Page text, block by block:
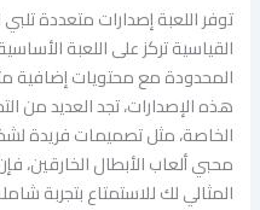
توفر اللعبة إصدارات متعددة تلبي
القياسية تركز على اللعبة
المحدودة مع محتويات إضافية
هذه الإصدارات، تجد العديد من
محبي ألعاب الأبطال الخارقين،
المثالي لك للاستمتاع بتجربة